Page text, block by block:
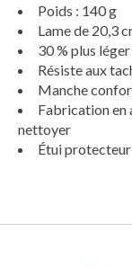
Poids : 140 g
Lame de 20,3
30 % plus
Résiste aux
Manche
Fabrication en
nettoyer
Étui